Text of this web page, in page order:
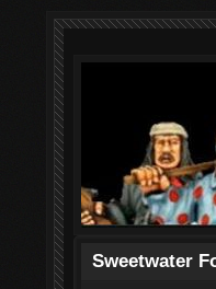
Sweetwater